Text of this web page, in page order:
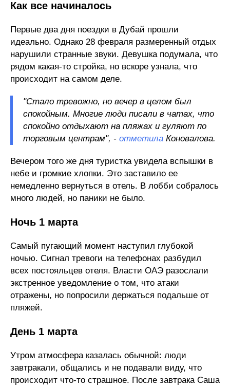
Как все начиналось
Первые два дня поездки в Дубай прошли
идеально. Однако 28 февраля размеренный отдых
нарушили странные звуки. Девушка подумала, что
рядом какая-то стройка, но вскоре узнала, что
происходит на самом деле.
"Стало тревожно, но вечер в целом был
спокойным. Многие люди писали в чатах, что
спокойно отдыхают на пляжах и гуляют по
торговым центрам", - отметила Коновалова.
Вечером того же дня туристка увидела вспышки в
небе и громкие хлопки. Это заставило ее
немедленно вернуться в отель. В лобби собралось
много людей, но паники не было.
Ночь 1 марта
Самый пугающий момент наступил глубокой
ночью. Сигнал тревоги на телефонах разбудил
всех постояльцев отеля. Власти ОАЭ разослали
экстренное уведомление о том, что атаки
отражены, но попросили держаться подальше от
пляжей.
День 1 марта
Утром атмосфера казалась обычной: люди
завтракали, общались и не подавали виду, что
происходит что-то страшное. После завтрака Саша